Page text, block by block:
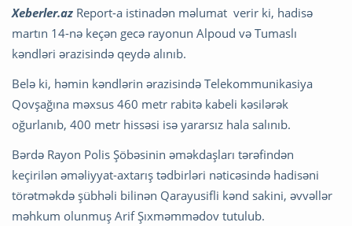
Xeberler.az Report-a istinadən məlumat verir ki, hadisə
martın 14-nə keçən gecə rayonun Alpoud və Tumaslı
kəndləri ərazisində qeydə alınıb.
Belə ki, həmin kəndlərin ərazisində Telekommunikasiya
Qovşağına məxsus 460 metr rabitə kabeli kəsilərək
oğurlanıb, 400 metr hissəsi isə yararsız hala salınıb.
Bərdə Rayon Polis Şöbəsinin əməkdaşları tərəfindən
keçirilən əməliyyat-axtarış tədbirləri nəticəsində hadisəni
törətməkdə şübhəli bilinən Qarayusifli kənd sakini, əvvəllər
məhkum olunmuş Arif Şıxməmmədov tutulub.